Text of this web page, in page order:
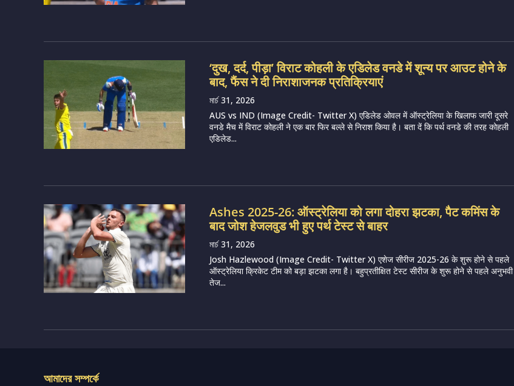
‘दुख, दर्द, पीड़ा’ विराट कोहली के एडिलेड वनडे में शून्य पर आउट होने के
बाद, फैंस ने दी निराशाजनक प्रतिक्रियाएं
মার্চ 31, 2026
AUS vs IND (Image Credit- Twitter X) एडिलेड ओवल में ऑस्ट्रेलिया के खिलाफ जारी दूसरे
वनडे मैच में विराट कोहली ने एक बार फिर बल्ले से निराश किया है। बता दें कि पर्थ वनडे की तरह कोहली
एडिलेड...
Ashes 2025-26: ऑस्ट्रेलिया को लगा दोहरा झटका, पैट कमिंस के
बाद जोश हेजलवुड भी हुए पर्थ टेस्ट से बाहर
মার্চ 31, 2026
Josh Hazlewood (Image Credit- Twitter X) एशेज सीरीज 2025-26 के शुरू होने से पहले
ऑस्ट्रेलिया क्रिकेट टीम को बड़ा झटका लगा है। बहुप्रतीक्षित टेस्ट सीरीज के शुरू होने से पहले अनुभवी
तेज...
আমাদের সম্পর্কে